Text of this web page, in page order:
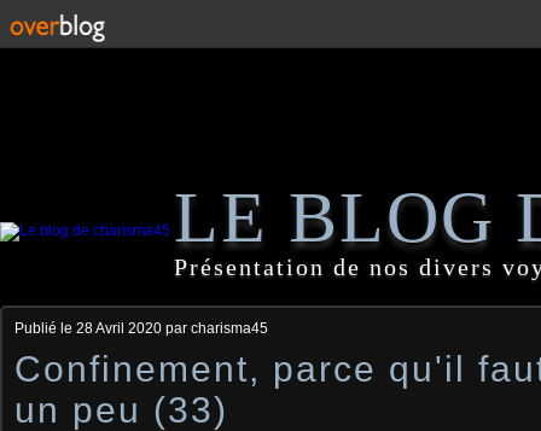
LE BLOG
Présentation de nos divers
Publié le 28 Avril 2020 par charisma45
Confinement, parce qu'il
un peu (33)